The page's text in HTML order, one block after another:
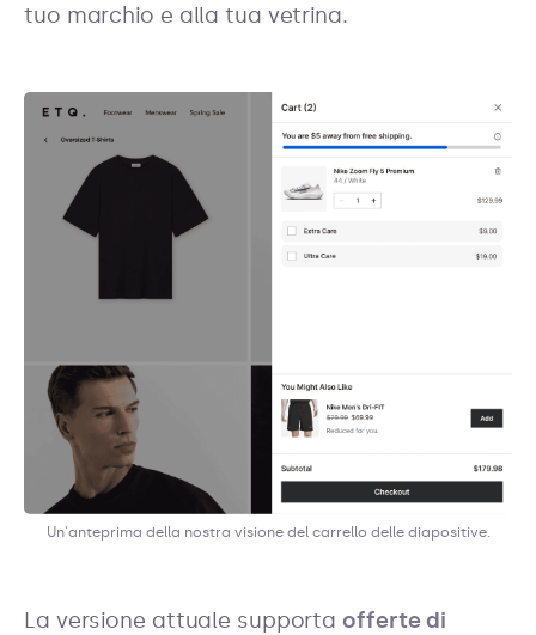
tuo marchio e alla tua vetrina.
Un'anteprima della nostra visione del carrello delle diapositive.
La versione attuale supportaofferte di